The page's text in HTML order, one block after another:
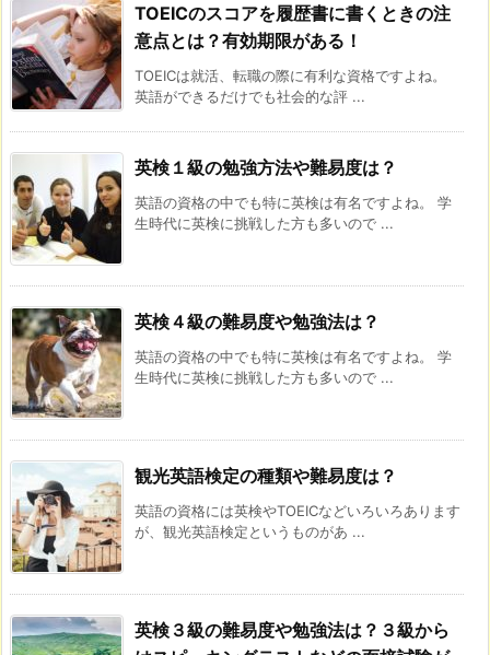
TOEICのスコアを履歴書に書くときの注
意点とは？有効期限がある！
TOEICは就活、転職の際に有利な資格ですよね。
英語ができるだけでも社会的な評 ...
英検１級の勉強方法や難易度は？
英語の資格の中でも特に英検は有名ですよね。 学
生時代に英検に挑戦した方も多いので ...
英検４級の難易度や勉強法は？
英語の資格の中でも特に英検は有名ですよね。 学
生時代に英検に挑戦した方も多いので ...
観光英語検定の種類や難易度は？
英語の資格には英検やTOEICなどいろいろあります
が、観光英語検定というものがあ ...
英検３級の難易度や勉強法は？３級から